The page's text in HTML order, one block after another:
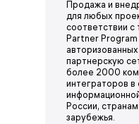
Продажа и
для любых
соответствии
Partner Program
партнерскую
более 2000
интеграторов в
России,
зарубежья.